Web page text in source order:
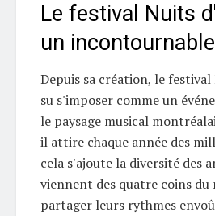
Le festival Nuits
un incontournable
Depuis sa création, le
su s'imposer comme un
le paysage musical
il attire chaque année des
cela s'ajoute la diversité des
viennent des quatre coins du
partager leurs rythmes